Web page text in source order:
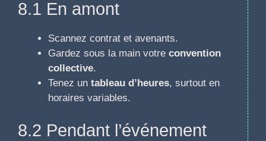
8.1 En amont
Scannez contrat et avenants.
Gardez sous la main votre convention
collective.
Tenez un tableau d’heures, surtout en
horaires variables.
8.2 Pendant l’événement